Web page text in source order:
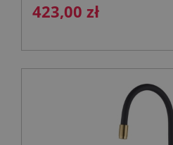
423,00 zł